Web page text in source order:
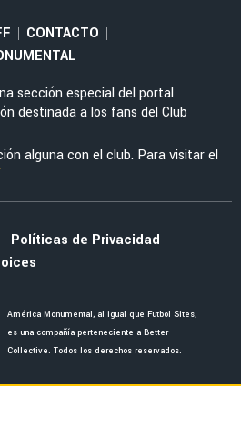
la confesión que hizo de